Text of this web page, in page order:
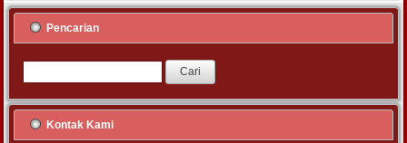
Pencarian
Kontak Kami